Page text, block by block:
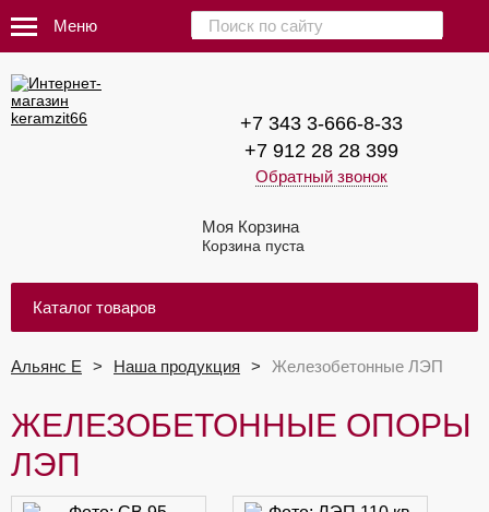
Меню
+7 343 3-666-8-33
+7 912 28 28 399
Обратный звонок
Моя Корзина
Корзина пуста
Каталог товаров
Альянс Е Наша продукция Железобетонные ЛЭП
ЖЕЛЕЗОБЕТОННЫЕ ОПОРЫ
ЛЭП